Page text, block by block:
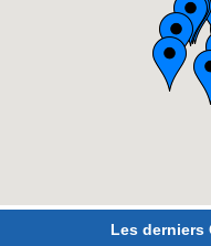
Les derniers